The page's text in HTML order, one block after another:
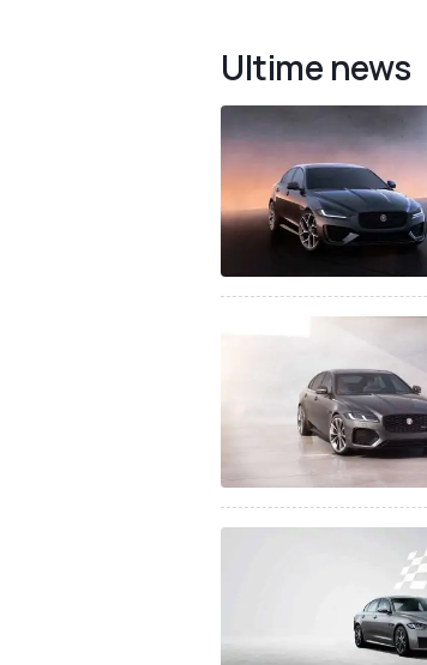
Ultime news